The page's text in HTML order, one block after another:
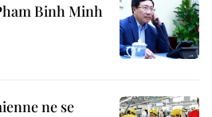
Binh Minh
ne se